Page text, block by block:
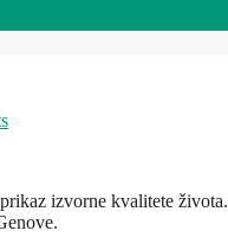
izvorne kvalitete života.